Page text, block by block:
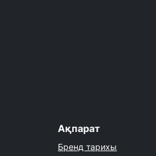
Ақпарат
Бренд тарихы